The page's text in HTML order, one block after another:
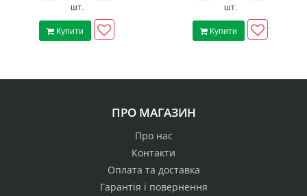
шт.
Купити
шт.
Купити
ПРО МАГАЗИН
Про нас
Контакти
Оплата та доставка
Гарантія і повернення